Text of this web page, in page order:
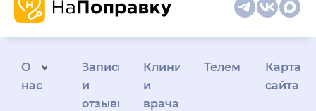
О
нас
Запись
и
отзывы
Клиникам
и
врачам
Телемедицина
Карта
сайта